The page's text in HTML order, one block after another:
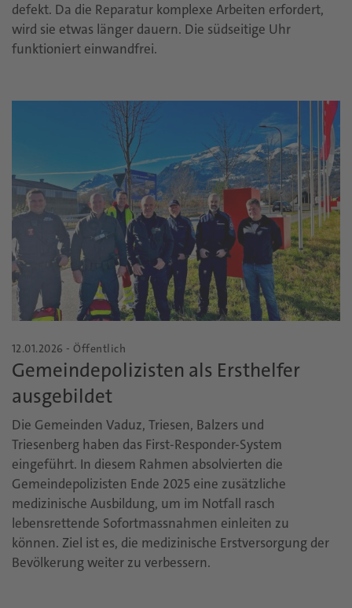
defekt. Da die Reparatur komplexe Arbeiten erfordert,
wird sie etwas länger dauern. Die südseitige Uhr
funktioniert einwandfrei.
12.01.2026 - Öffentlich
Gemeindepolizisten als Ersthelfer
ausgebildet
Die Gemeinden Vaduz, Triesen, Balzers und
Triesenberg haben das First-Responder-System
eingeführt. In diesem Rahmen absolvierten die
Gemeindepolizisten Ende 2025 eine zusätzliche
medizinische Ausbildung, um im Notfall rasch
lebensrettende Sofortmassnahmen einleiten zu
können. Ziel ist es, die medizinische Erstversorgung der
Bevölkerung weiter zu verbessern.